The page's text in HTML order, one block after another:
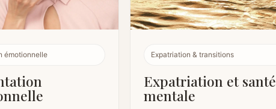
émotionnelle Expatriation & transitions
Expatriation et santé
mentale